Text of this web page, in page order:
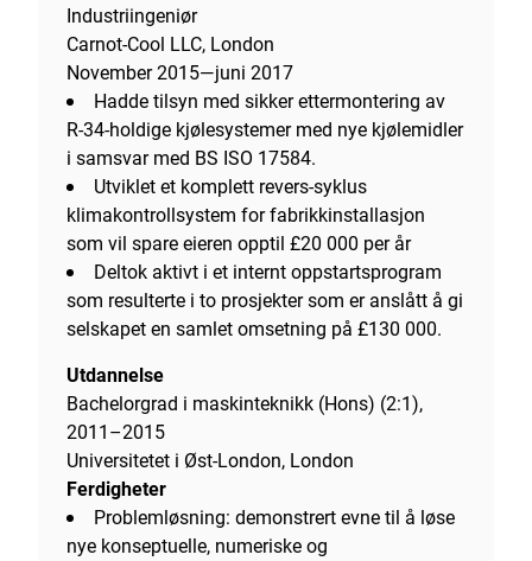
Industriingeniør
Carnot-Cool LLC, London
November 2015—juni 2017
Hadde tilsyn med sikker ettermontering av
R-34-holdige kjølesystemer med nye kjølemidler
i samsvar med BS ISO 17584.
Utviklet et komplett revers-syklus
klimakontrollsystem for fabrikkinstallasjon
som vil spare eieren opptil £20 000 per år
Deltok aktivt i et internt oppstartsprogram
som resulterte i to prosjekter som er anslått å gi
selskapet en samlet omsetning på £130 000.
Utdannelse
Bachelorgrad i maskinteknikk (Hons) (2:1),
2011–2015
Universitetet i Øst-London, London
Ferdigheter
Problemløsning: demonstrert evne til å løse
nye konseptuelle, numeriske og